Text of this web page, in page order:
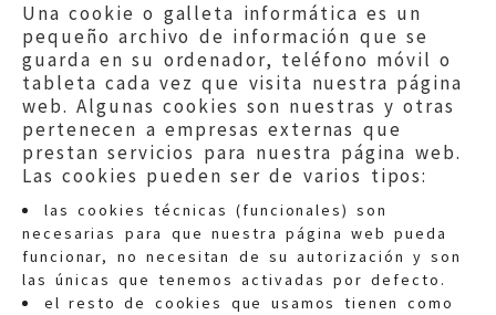
Una cookie o galleta informática es un
pequeño archivo de información que se
guarda en su ordenador, teléfono móvil o
tableta cada vez que visita nuestra página
web. Algunas cookies son nuestras y otras
pertenecen a empresas externas que
prestan servicios para nuestra página web.
Las cookies pueden ser de varios tipos:
las cookies técnicas (funcionales) son
necesarias para que nuestra página web pueda
funcionar, no necesitan de su autorización y son
las únicas que tenemos activadas por defecto.
el resto de cookies que usamos tienen como
Quejas:quejas@eljusticiadearagon.es